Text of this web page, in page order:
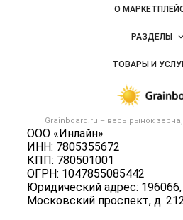
Важные разделы и
Grainboard.ru – весь рынок
ООО «Инлайн»
ИНН: 7805355672
КПП: 780501001
ОГРН: 1047855085442
Юридический адрес:
Московский проспект, д.
Навигация по сайту
О
Новости
Размещение
Публичная
Контактная
Политика обработки
РАЗДЕЛЫ
Новости
ТОВАРЫ И
Мука
Оборудование
Прочее